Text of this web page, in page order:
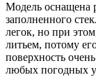
Модель оснащена
заполненного
легок, но при
литьем, потому
поверхность
любых погодных